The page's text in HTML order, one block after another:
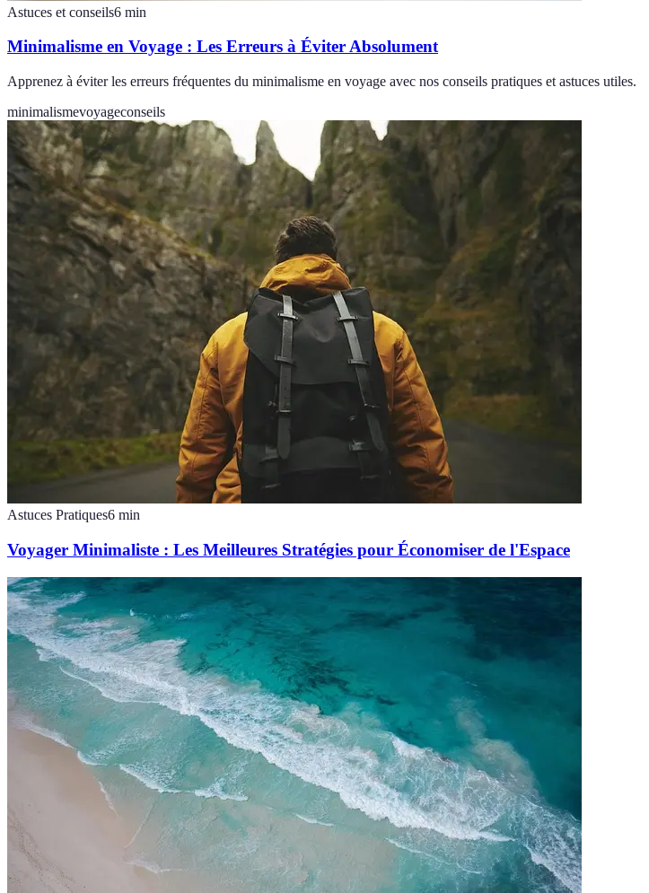
Astuces et conseils6 min
Minimalisme en Voyage : Les Erreurs à Éviter Absolument
Apprenez à éviter les erreurs fréquentes du minimalisme en voyage avec nos conseils pratiques et astuces utiles.
minimalismevoyageconseils
Astuces Pratiques6 min
Voyager Minimaliste : Les Meilleures Stratégies pour Économiser de l'Espace